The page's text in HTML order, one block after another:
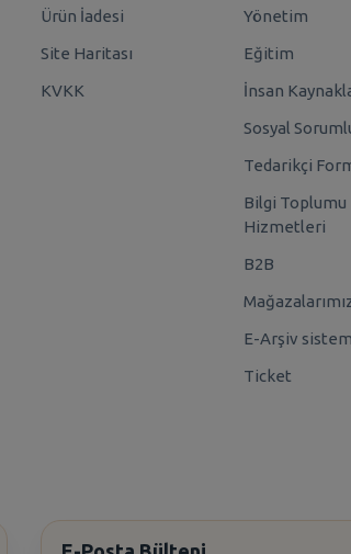
Ürün İadesi
Site Haritası
KVKK
Yönetim
Eğitim
İnsan
Sosyal
Tedarikçi
Bilgi Toplumu
Hizmetleri
B2B
E-Arşiv
Ticket